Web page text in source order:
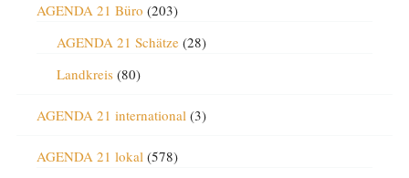
AGENDA 21 Büro (203)
AGENDA 21 Schätze(28)
Landkreis(80)
AGENDA 21 international(3)
AGENDA 21 lokal(578)